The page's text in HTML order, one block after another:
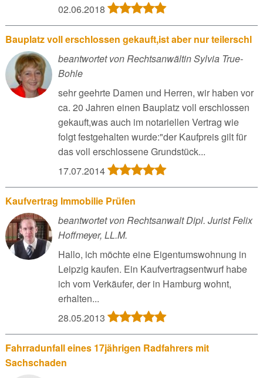
02.06.2018
Bauplatz voll erschlossen gekauft,ist aber nur teilerschl
beantwortet von Rechtsanwältin Sylvia True-
Bohle
sehr geehrte Damen und Herren, wir haben vor
ca. 20 Jahren einen Bauplatz voll erschlossen
gekauft,was auch im notariellen Vertrag wie
folgt festgehalten wurde:"der Kaufpreis gilt für
das voll erschlossene Grundstück...
17.07.2014
Kaufvertrag Immobilie Prüfen
beantwortet von Rechtsanwalt Dipl. Jurist Felix
Hoffmeyer, LL.M.
Hallo, ich möchte eine Eigentumswohnung in
Leipzig kaufen. Ein Kaufvertragsentwurf habe
ich vom Verkäufer, der in Hamburg wohnt,
erhalten...
28.05.2013
Fahrradunfall eines 17jährigen Radfahrers mit
Sachschaden